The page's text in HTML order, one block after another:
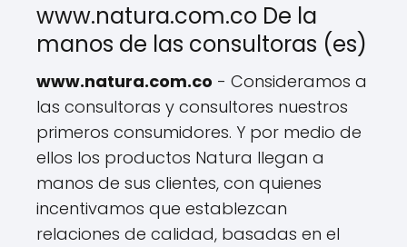
www.natura.com.co De la
manos de las consultoras (es)
www.natura.com.co - Consideramos a
las consultoras y consultores nuestros
primeros consumidores. Y por medio de
ellos los productos Natura llegan a
manos de sus clientes, con quienes
incentivamos que establezcan
relaciones de calidad, basadas en el